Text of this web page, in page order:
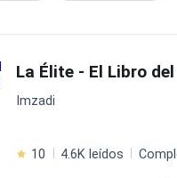
Imzadi
10 4.6K leídos